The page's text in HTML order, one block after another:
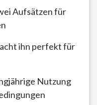
Aufsätzen für
ihn perfekt für
Nutzung